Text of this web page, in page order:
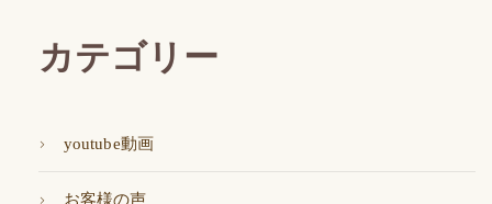
カテゴリー
youtube動画
お客様の声